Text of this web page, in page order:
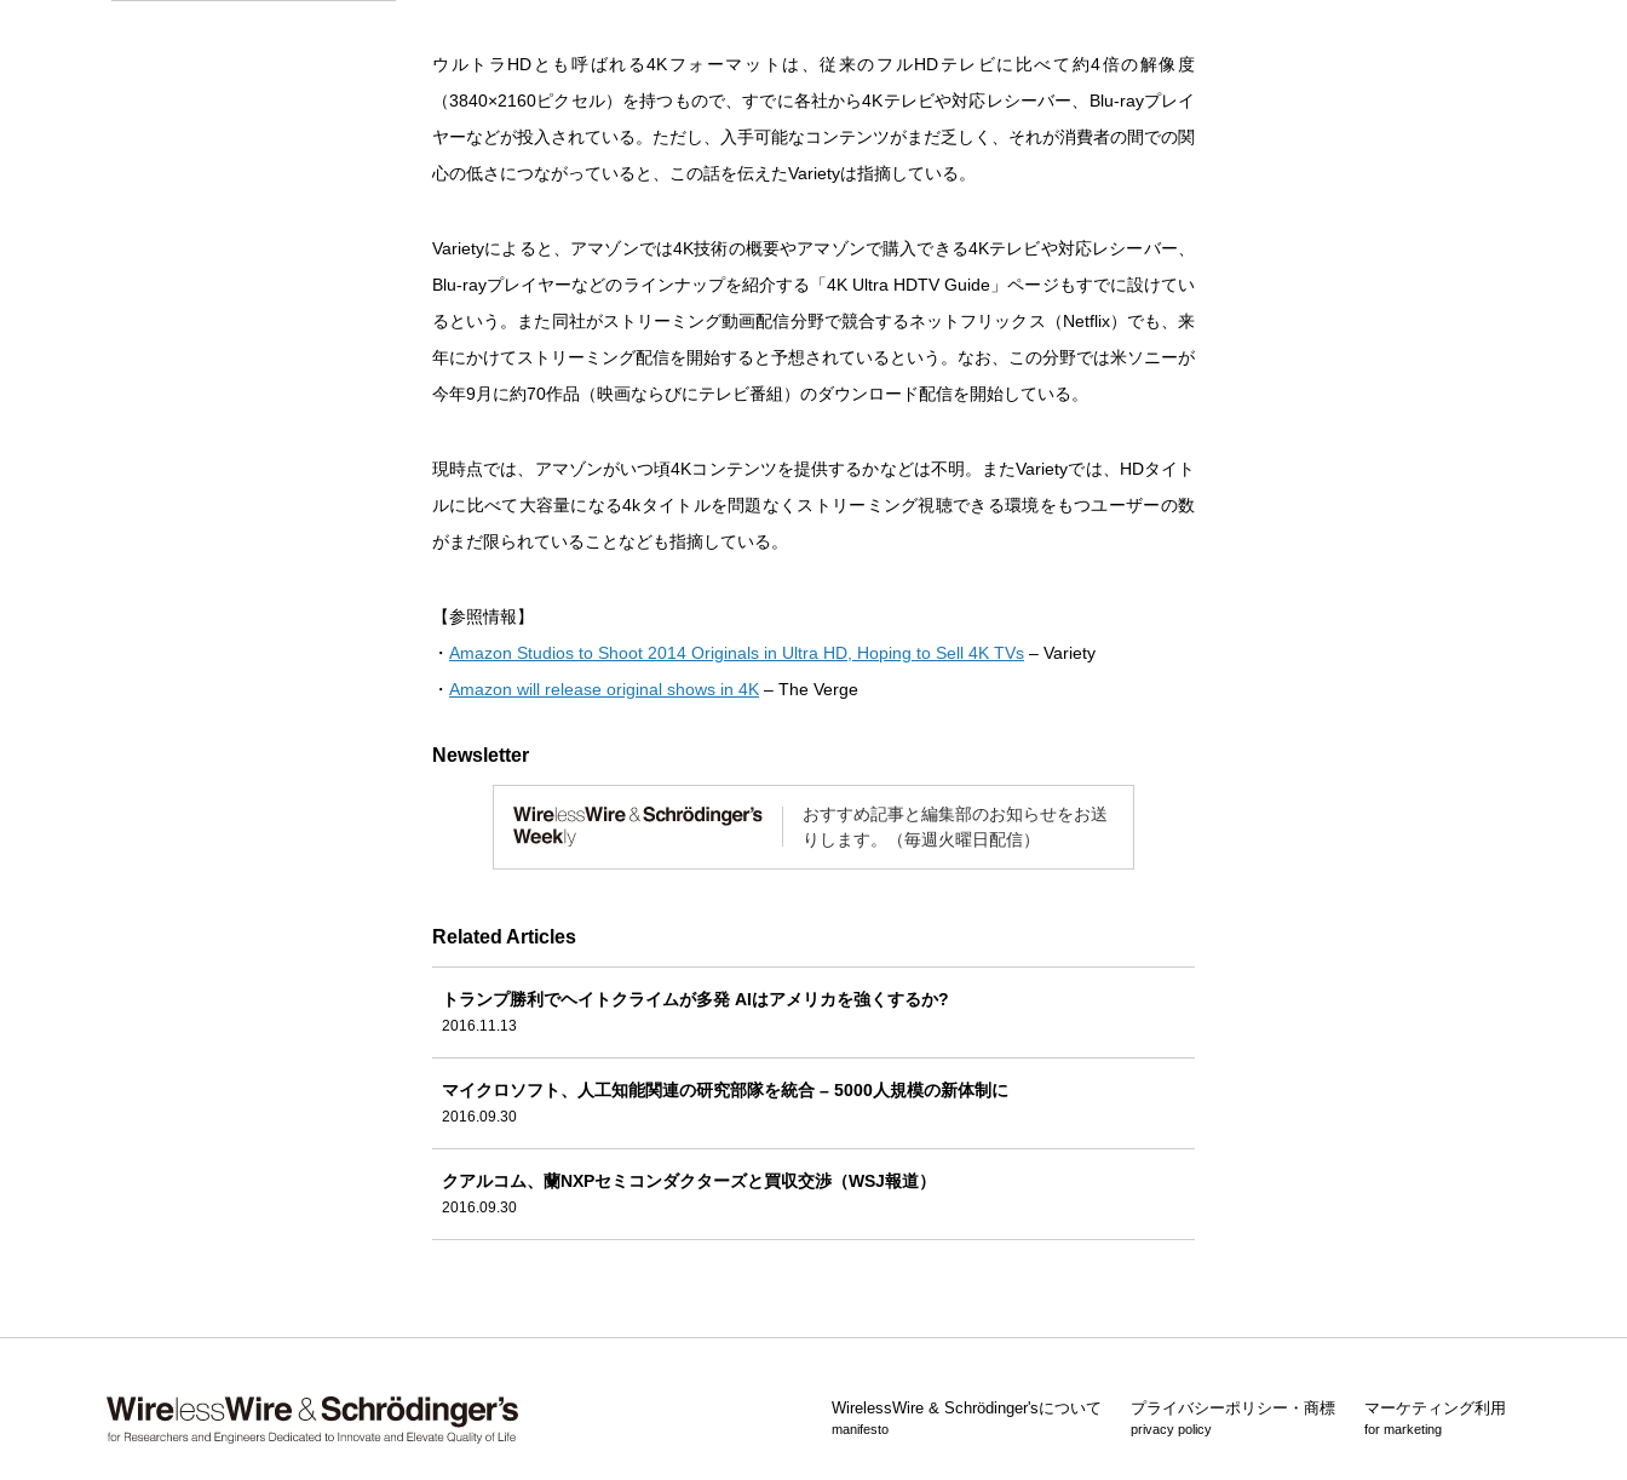
ウルトラHDとも呼ばれる4Kフォーマットは、従来のフルHDテレビに比べて約4倍の解像度
（3840×2160ピクセル）を持つもので、すでに各社から4Kテレビや対応レシーバー、Blu-rayプレイ
ヤーなどが投入されている。ただし、入手可能なコンテンツがまだ乏しく、それが消費者の間での関
心の低さにつながっていると、この話を伝えたVarietyは指摘している。
Varietyによると、アマゾンでは4K技術の概要やアマゾンで購入できる4Kテレビや対応レシーバー、
Blu-rayプレイヤーなどのラインナップを紹介する「4K Ultra HDTV Guide」ページもすでに設けてい
るという。また同社がストリーミング動画配信分野で競合するネットフリックス（Netflix）でも、来
年にかけてストリーミング配信を開始すると予想されているという。なお、この分野では米ソニーが
今年9月に約70作品（映画ならびにテレビ番組）のダウンロード配信を開始している。
現時点では、アマゾンがいつ頃4Kコンテンツを提供するかなどは不明。またVarietyでは、HDタイト
ルに比べて大容量になる4kタイトルを問題なくストリーミング視聴できる環境をもつユーザーの数
がまだ限られていることなども指摘している。
【参照情報】
・ Amazon Studios to Shoot 2014 Originals in Ultra HD, Hoping to Sell 4K TVs – Variety
・ Amazon will release original shows in 4K – The Verge
Newsletter
おすすめ記事と編集部のお知らせをお送
りします。（毎週火曜日配信）
Related Articles
トランプ勝利でヘイトクライムが多発 AIはアメリカを強くするか?
2016.11.13
マイクロソフト、人工知能関連の研究部隊を統合 – 5000人規模の新体制に
2016.09.30
クアルコム、蘭NXPセミコンダクターズと買収交渉（WSJ報道）
2016.09.30
WirelessWire & Schrödinger'sについて
manifesto
プライバシーポリシー・商標
privacy policy
マーケティング利用
for marketing